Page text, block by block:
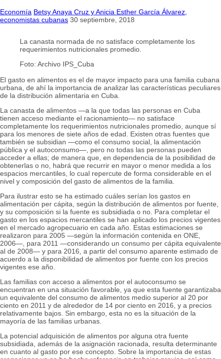
Economía Betsy Anaya Cruz y Anicia Esther García Álvarez,
economistas cubanas 30 septiembre, 2018
La canasta normada de no satisface completamente los
requerimientos nutricionales promedio.
Foto: Archivo IPS_Cuba
El gasto en alimentos es el de mayor impacto para una familia cubana
urbana, de ahí la importancia de analizar las características peculiares
de la distribución alimentaria en Cuba.
La canasta de alimentos —a la que todas las personas en Cuba
tienen acceso mediante el racionamiento— no satisface
completamente los requerimientos nutricionales promedio, aunque sí
para los menores de siete años de edad. Existen otras fuentes que
también se subsidian —como el consumo social, la alimentación
pública y el autoconsumo—, pero no todas las personas pueden
acceder a ellas; de manera que, en dependencia de la posibilidad de
obtenerlas o no, habrá que recurrir en mayor o menor medida a los
espacios mercantiles, lo cual repercute de forma considerable en el
nivel y composición del gasto de alimentos de la familia.
Para ilustrar esto se ha estimado cuáles serían los gastos en
alimentación per cápita, según la distribución de alimentos por fuente,
y su composición si la fuente es subsidiada o no. Para completar el
gasto en los espacios mercantiles se han aplicado los precios vigentes
en el mercado agropecuario en cada año. Estas estimaciones se
realizaron para 2005 —según la información contenida en ONE,
2006―, para 2011 —considerando un consumo per cápita equivalente
al de 2008— y para 2016, a partir del consumo aparente estimado de
acuerdo a la disponibilidad de alimentos por fuente con los precios
vigentes ese año.
Las familias con acceso a alimentos por el autoconsumo se
encuentran en una situación favorable, ya que esta fuente garantizaba
un equivalente del consumo de alimentos medio superior al 20 por
ciento en 2011 y de alrededor de 14 por ciento en 2016, y a precios
relativamente bajos. Sin embargo, esta no es la situación de la
mayoría de las familias urbanas.
La potencial adquisición de alimentos por alguna otra fuente
subsidiada, además de la asignación racionada, resulta determinante
en cuanto al gasto por ese concepto. Sobre la importancia de estas